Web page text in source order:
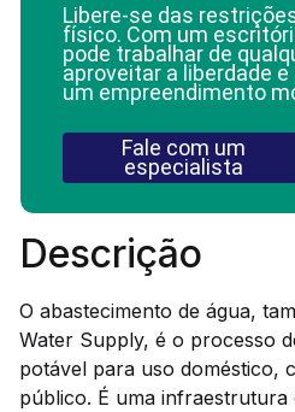
Libere-se das
físico. Com um
pode trabalhar de
aproveitar a liberdade
um empreendimento
Fale com um
especialista
Descrição
O abastecimento de água,
Water Supply, é o processo
potável para uso doméstico,
público. É uma infraestrutura